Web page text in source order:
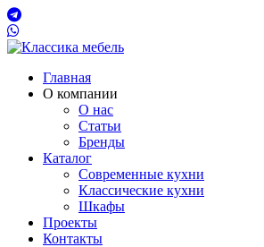
Главная
О компании
О нас
Статьи
Бренды
Каталог
Современные кухни
Классические кухни
Шкафы
Проекты
Контакты